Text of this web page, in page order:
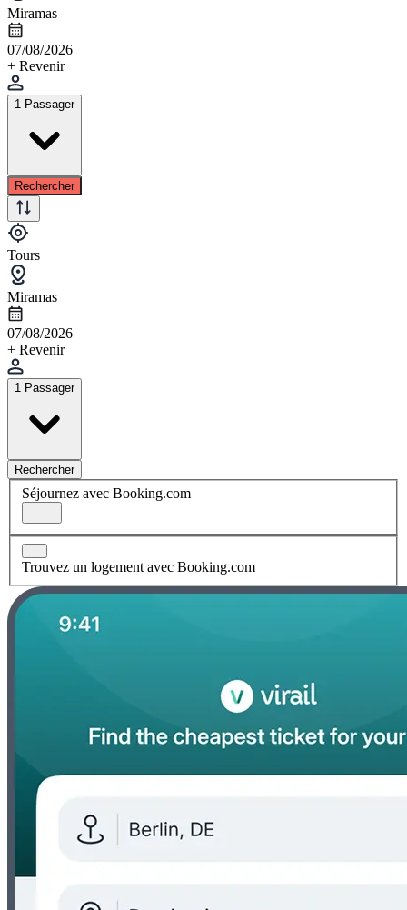
Miramas
07/08/2026
+ Revenir
1 Passager
Rechercher
Tours
Miramas
07/08/2026
+ Revenir
1 Passager
Rechercher
Séjournez avec Booking.com
Trouvez un logement avec Booking.com